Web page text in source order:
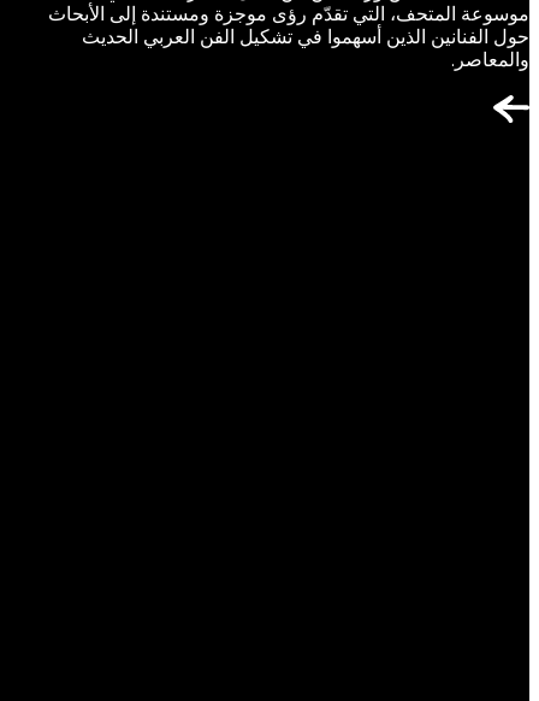
موسوعة المتحف، التي تقدّم رؤى موجزة ومستندة إلى الأبحاث
حول الفنانين الذين أسهموا في تشكيل الفن العربي الحديث
والمعاصر.